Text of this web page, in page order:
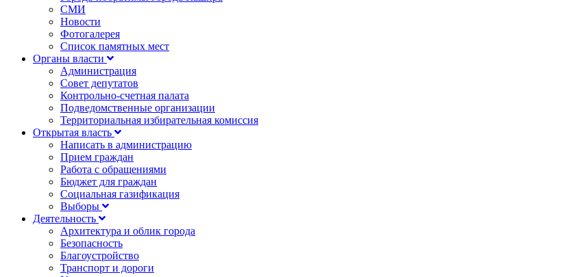
СМИ
Новости
Фотогалерея
Список памятных мест
Органы власти
Администрация
Совет депутатов
Контрольно-счетная палата
Подведомственные организации
Территориальная избирательная комиссия
Открытая власть
Написать в администрацию
Прием граждан
Работа с обращениями
Бюджет для граждан
Социальная газификация
Выборы
Деятельность
Архитектура и облик города
Безопасность
Благоустройство
Транспорт и дороги